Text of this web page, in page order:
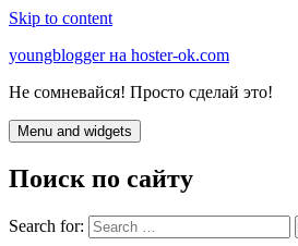
Skip to content
youngblogger на hoster-ok.com
Не сомневайся! Просто сделай это!
Menu and widgets
Поиск по сайту
Search for: